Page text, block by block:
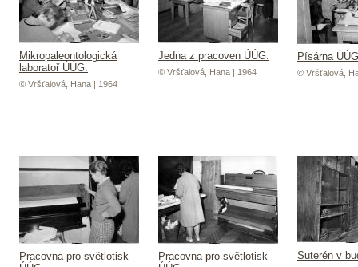
Mikropaleontologická
laboratoř ÚÚG.
© Vršťalová, Hana | 1964
Jedna z pracoven ÚÚG.
© Vršťalová, Hana | 1964
Písárna ÚÚG
© Vršťalová,
Pracovna pro světlotisk
Pracovna pro světlotisk
Suterén v